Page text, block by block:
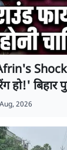
हो!' बिहार
2026